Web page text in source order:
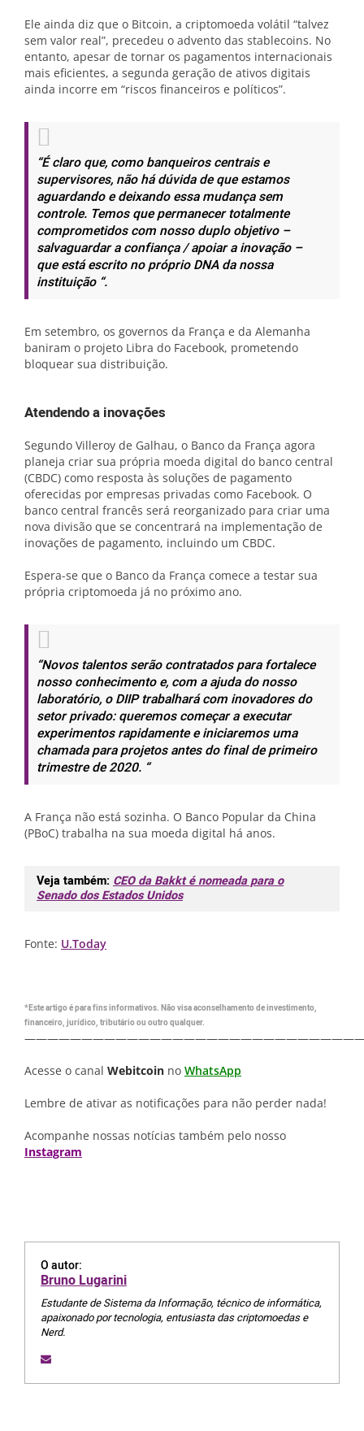
Ele ainda diz que o Bitcoin, a criptomoeda volátil “talvez
sem valor real”, precedeu o advento das stablecoins. No
entanto, apesar de tornar os pagamentos internacionais
mais eficientes, a segunda geração de ativos digitais
ainda incorre em “riscos financeiros e políticos”.
“É claro que, como banqueiros centrais e
supervisores, não há dúvida de que estamos
aguardando e deixando essa mudança sem
controle. Temos que permanecer totalmente
comprometidos com nosso duplo objetivo –
salvaguardar a confiança / apoiar a inovação –
que está escrito no próprio DNA da nossa
instituição “.
Em setembro, os governos da França e da Alemanha
baniram o projeto Libra do Facebook, prometendo
bloquear sua distribuição.
Atendendo a inovações
Segundo Villeroy de Galhau, o Banco da França agora
planeja criar sua própria moeda digital do banco central
(CBDC) como resposta às soluções de pagamento
oferecidas por empresas privadas como Facebook. O
banco central francês será reorganizado para criar uma
nova divisão que se concentrará na implementação de
inovações de pagamento, incluindo um CBDC.
Espera-se que o Banco da França comece a testar sua
própria criptomoeda já no próximo ano.
“Novos talentos serão contratados para fortalece
nosso conhecimento e, com a ajuda do nosso
laboratório, o DIIP trabalhará com inovadores do
setor privado: queremos começar a executar
experimentos rapidamente e iniciaremos uma
chamada para projetos antes do final de primeiro
trimestre de 2020. “
A França não está sozinha. O Banco Popular da China
(PBoC) trabalha na sua moeda digital há anos.
Veja também: CEO da Bakkt é nomeada para o
Senado dos Estados Unidos
Fonte: U.Today
*Este artigo é para fins informativos. Não visa aconselhamento de investimento,
financeiro, jurídico, tributário ou outro qualquer.
Acesse o canal Webitcoin no WhatsApp
Lembre de ativar as notificações para não perder nada!
Acompanhe nossas notícias também pelo nosso
Instagram
O autor:
Bruno Lugarini
Estudante de Sistema da Informação, técnico de informática,
apaixonado por tecnologia, entusiasta das criptomoedas e
Nerd.